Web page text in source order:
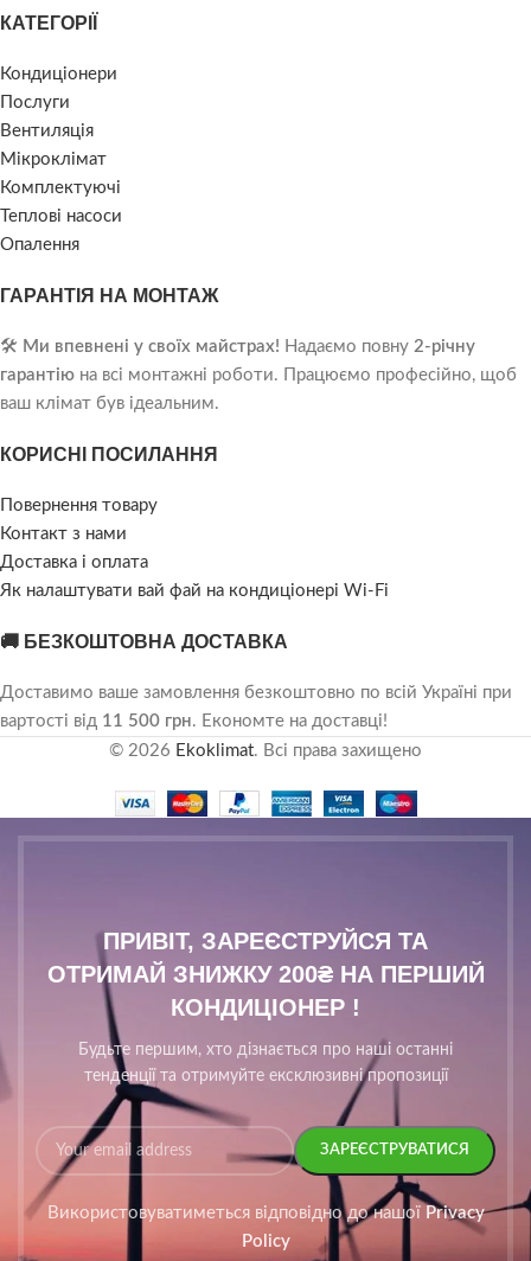
КАТЕГОРІЇ
Кондиціонери
Послуги
Вентиляція
Мікроклімат
Комплектуючі
Теплові насоси
Опалення
ГАРАНТІЯ НА МОНТАЖ
🛠️ Ми впевнені у своїх майстрах! Надаємо повну 2-річну
гарантію на всі монтажні роботи. Працюємо професійно, щоб
ваш клімат був ідеальним.
КОРИСНІ ПОСИЛАННЯ
Повернення товару
Контакт з нами
Доставка і оплата
Як налаштувати вай фай на кондиціонері Wi-Fi
🚚 БЕЗКОШТОВНА ДОСТАВКА
Доставимо ваше замовлення безкоштовно по всій Україні при
вартості від 11 500 грн. Економте на доставці!
© 2026 Ekoklimat. Всі права захищено
ПРИВІТ, ЗАРЕЄСТРУЙСЯ ТА
ОТРИМАЙ ЗНИЖКУ 200₴ НА ПЕРШИЙ
КОНДИЦІОНЕР !
Будьте першим, хто дізнається про наші останні
тенденції та отримуйте ексклюзивні пропозиції
Використовуватиметься відповідно до нашої Privacy
Policy